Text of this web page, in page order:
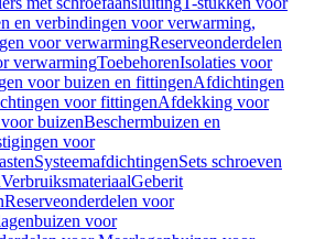
en verbindingen voor verwarming,
voor verwarmingReserveonderdelen
verwarmingToebehorenIsolaties voor
voor buizen en fittingenAfdichtingen
voor fittingenAfdekking voor
buizenBeschermbuizen en
voor
SysteemafdichtingenSets schroeven
VerbruiksmateriaalGeberit
Reserveonderdelen voor
voor